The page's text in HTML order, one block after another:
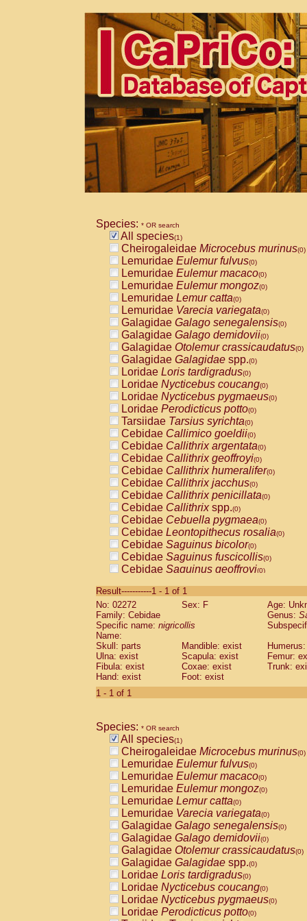
Species: * OR search
All species(1)
Cheirogaleidae Microcebus murinus(0)
Lemuridae Eulemur fulvus(0)
Lemuridae Eulemur macaco(0)
Lemuridae Eulemur mongoz(0)
Lemuridae Lemur catta(0)
Lemuridae Varecia variegata(0)
Galagidae Galago senegalensis(0)
Galagidae Galago demidovii(0)
Galagidae Otolemur crassicaudatus(0)
Galagidae Galagidae spp.(0)
Loridae Loris tardigradus(0)
Loridae Nycticebus coucang(0)
Loridae Nycticebus pygmaeus(0)
Loridae Perodicticus potto(0)
Tarsiidae Tarsius syrichta(0)
Cebidae Callimico goeldii(0)
Cebidae Callithrix argentata(0)
Cebidae Callithrix geoffroyi(0)
Cebidae Callithrix humeralifer(0)
Cebidae Callithrix jacchus(0)
Cebidae Callithrix penicillata(0)
Cebidae Callithrixspp.(0)
Cebidae Cebuella pygmaea(0)
Cebidae Leontopithecus rosalia(0)
Cebidae Saguinus bicolor(0)
Cebidae Saguinus fuscicollis(0)
Cebidae Saguinus geoffroyi(0)
CebidaeSaguinus labiatus(0)
Cebidae Saguinus leucopus (0)
Cebidae
CebidaeSaguinus mystax
Cebidae Saguinus nigricollis (1)
Cebidae Saguinus oedipus
Cebidae Saguinus weddelli
Cebidae Saguinusspp.
Cebidae
CebidaeCebus capucinus
CebidaeCebus nigrivittatus
CebidaeCebus spp.(0)
CebidaeSaimiri boliviensis(0)
CebidaeSaimiri sciureus(0)
AtelidaeAlouatta caraya(0)
AtelidaeAlouatta fusca(0)
AtelidaeAlouatta seniculus(0)
AtelidaeAlouattaspp.(0)
AtelidaeAteles belzebuth(0)
AtelidaeAteles geoffroyi(0)
AtelidaeAteles paniscus(0)
AtelidaeAtelesspp.(0)
AtelidaeLagothrix lagothricha(0)
AtelidaeLagothrix lagothricha cana
PitheciidaeCacajao calvus
Result-----------1 - 1 of 1
No: 02272
Sex: F
Age:
Family: Cebidae
Genus:
Specific name: nigricollis
Name:
Skull: parts
Mandible: exist
Ulna: exist
Scapula: exist
Femur:
Fibula: exist
Coxae: exist
Trunk:
Hand: exist
Foot: exist
1 - 1 of 1
Species: * OR search
All species(1)
Cheirogaleidae Microcebus murinus(0)
Lemuridae Eulemur fulvus(0)
Lemuridae Eulemur macaco(0)
Lemuridae Eulemur mongoz(0)
Lemuridae Lemur catta(0)
Lemuridae Varecia variegata(0)
Galagidae Galago senegalensis(0)
Galagidae Galago demidovii(0)
Galagidae Otolemur crassicaudatus(0)
Galagidae Galagidae spp.(0)
Loridae Loris tardigradus(0)
Loridae Nycticebus coucang(0)
Loridae Nycticebus pygmaeus(0)
Loridae Perodicticus potto(0)